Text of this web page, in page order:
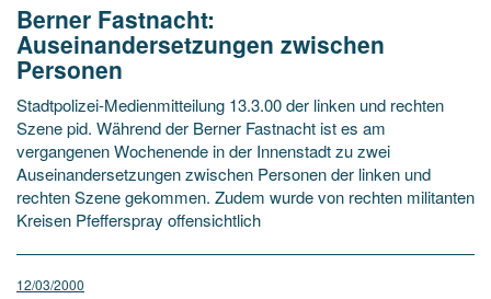
Berner Fastnacht:
Auseinandersetzungen zwischen
Personen
Stadtpolizei-Medienmitteilung 13.3.00 der linken und rechten
Szene pid. Während der Berner Fastnacht ist es am
vergangenen Wochenende in der Innenstadt zu zwei
Auseinandersetzungen zwischen Personen der linken und
rechten Szene gekommen. Zudem wurde von rechten militanten
Kreisen Pfefferspray offensichtlich
12/03/2000